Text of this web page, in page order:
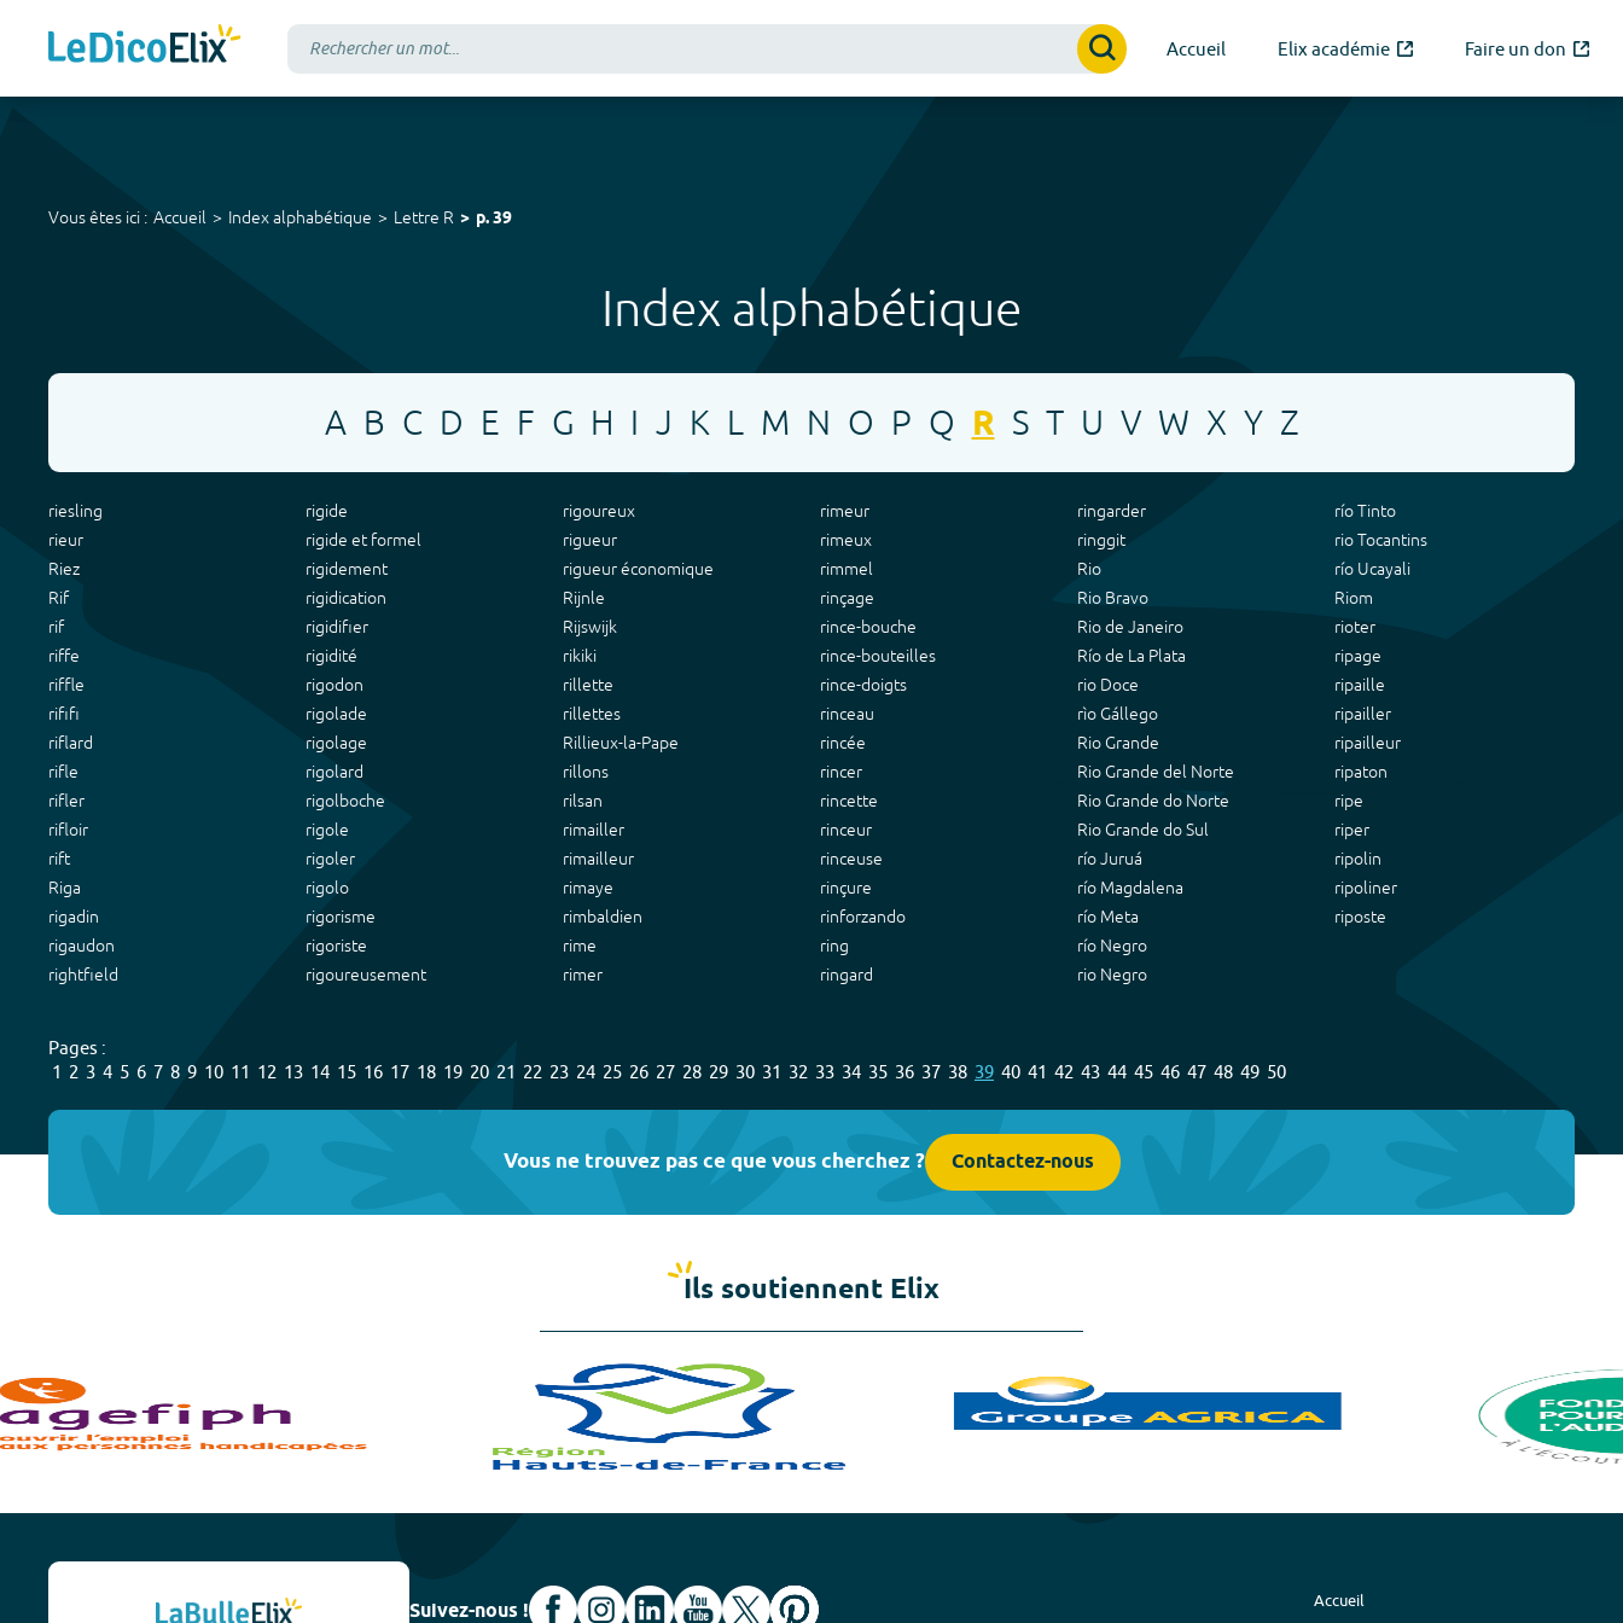
Accueil Elix académie Faire un don
Vous êtes ici : Accueil Index alphabétique Lettre R p.39
Index alphabétique
A B C D E F G H I J K L M N O P Q R S T U V W X Y Z
riesling
rieur
Riez
Rif
rif
riffe
riffle
rififi
riflard
rifle
rifler
rifloir
rift
Riga
rigadin
rigaudon
rightfield
rigide
rigide et formel
rigidement
rigidication
rigidifier
rigidité
rigodon
rigolade
rigolage
rigolard
rigolboche
rigole
rigoler
rigolo
rigorisme
rigoriste
rigoureusement
rigoureux
rigueur
rigueur économique
Rijnle
Rijswijk
rikiki
rillette
rillettes
Rillieux-la-Pape
rillons
rilsan
rimailler
rimailleur
rimaye
rimbaldien
rime
rimer
rimeur
rimeux
rimmel
rinçage
rince-bouche
rince-bouteilles
rince-doigts
rinceau
rincée
rincer
rincette
rinceur
rinceuse
rinçure
rinforzando
ring
ringard
ringarder
ringgit
Rio
Rio Bravo
Rio de Janeiro
Río de La Plata
rio Doce
rìo Gállego
Rio Grande
Rio Grande del Norte
Rio Grande do Norte
Rio Grande do Sul
río Juruá
río Magdalena
río Meta
río Negro
rio Negro
río Tinto
rio Tocantins
río Ucayali
Riom
rioter
ripage
ripaille
ripailler
ripailleur
ripaton
ripe
riper
ripolin
ripoliner
riposte
Pages :
1 2 3 4 5 6 7 8 9 10 11 12 13 14 15 16 17 18 19 20 21 22 23 24 25 26 27 28 29 30 31 32 33 34 35 36 37 38 39 40 41 42 43 44 45 46 47 48 49 50
Vous ne trouvez pas ce que vous cherchez ? Contactez-nous
Ils soutiennent Elix
Suivez-nous !
Accueil